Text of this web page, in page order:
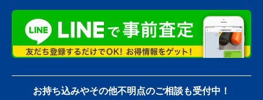
お持ち込みやその他不明点のご相談も受付中！